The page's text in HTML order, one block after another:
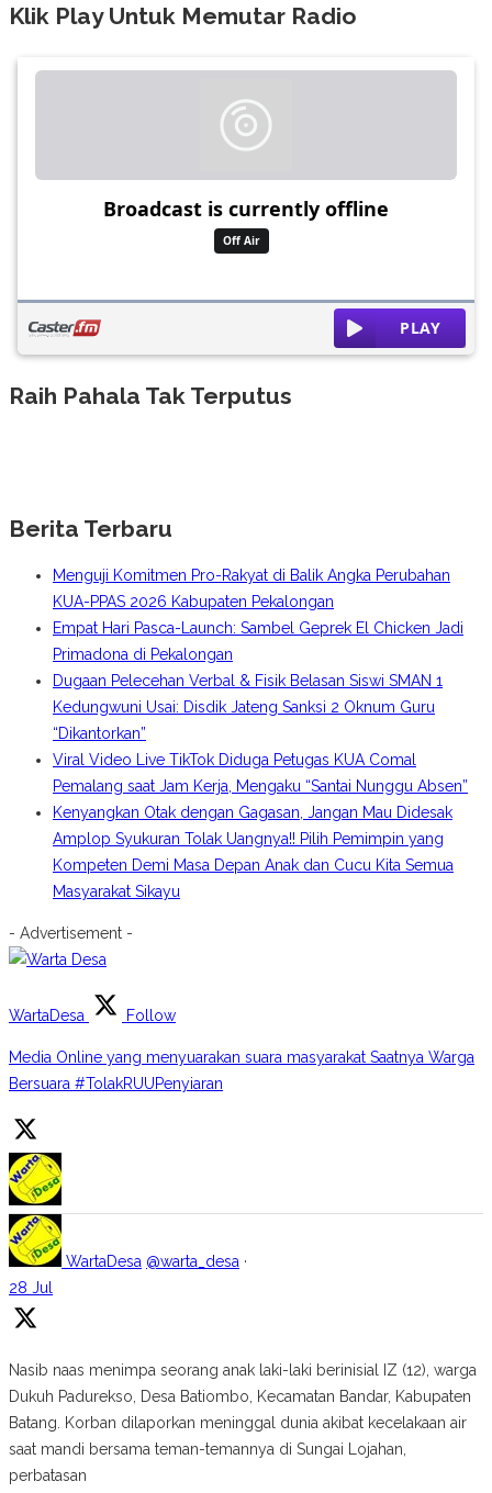
Klik Play Untuk Memutar Radio
Raih Pahala Tak Terputus
Berita Terbaru
Menguji Komitmen Pro-Rakyat di Balik Angka Perubahan
KUA-PPAS 2026 Kabupaten Pekalongan
Empat Hari Pasca-Launch: Sambel Geprek El Chicken Jadi
Primadona di Pekalongan
Dugaan Pelecehan Verbal & Fisik Belasan Siswi SMAN 1
Kedungwuni Usai: Disdik Jateng Sanksi 2 Oknum Guru
“Dikantorkan”
Viral Video Live TikTok Diduga Petugas KUA Comal
Pemalang saat Jam Kerja, Mengaku “Santai Nunggu Absen”
Kenyangkan Otak dengan Gagasan, Jangan Mau Didesak
Amplop Syukuran Tolak Uangnya!! Pilih Pemimpin yang
Kompeten Demi Masa Depan Anak dan Cucu Kita Semua
Masyarakat Sikayu
- Advertisement -
WartaDesa Follow
Media Online yang menyuarakan suara masyarakat Saatnya Warga
Bersuara #TolakRUUPenyiaran
WartaDesa @warta_desa ·
28 Jul
Nasib naas menimpa seorang anak laki-laki berinisial IZ (12), warga
Dukuh Padurekso, Desa Batiombo, Kecamatan Bandar, Kabupaten
Batang. Korban dilaporkan meninggal dunia akibat kecelakaan air
saat mandi bersama teman-temannya di Sungai Lojahan,
perbatasan